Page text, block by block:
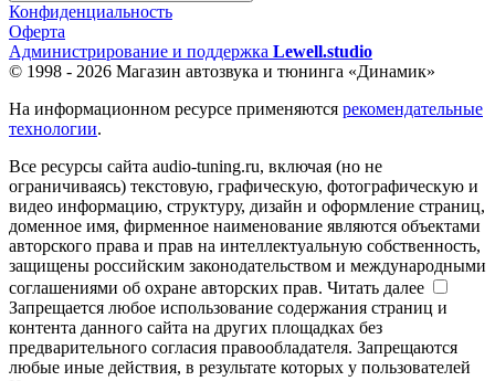
Конфиденциальность
Оферта
Администрирование и поддержка Lewell.studio
© 1998 - 2026 Магазин автозвука и тюнинга «Динамик»
На информационном ресурсе применяются рекомендательные
технологии.
Все ресурсы сайта audio-tuning.ru, включая (но не
ограничиваясь) текстовую, графическую, фотографическую и
видео информацию, структуру, дизайн и оформление страниц,
доменное имя, фирменное наименование являются объектами
авторского права и прав на интеллектуальную собственность,
защищены российским законодательством и международными
соглашениями об охране авторских прав. Читать далее
Запрещается любое использование содержания страниц и
контента данного сайта на других площадках без
предварительного согласия правообладателя. Запрещаются
любые иные действия, в результате которых у пользователей